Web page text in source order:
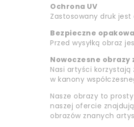
Ochrona UV
Zastosowany druk jest
Bezpieczne
Przed wysyłką obraz
Nowoczesne
Nasi artyści korzystają
w kanony
Nasze obrazy to
naszej ofercie
obrazów znanych